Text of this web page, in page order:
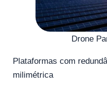
Drone
Plataformas com
milimétrica